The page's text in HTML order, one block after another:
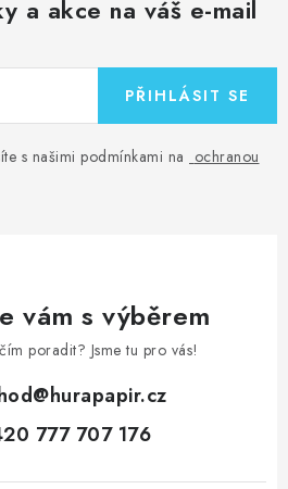
a akce na váš e-mail
s našimi podmínkami na ochranou
PŘIHLÁSIT SE
vám s výběrem
poradit? Jsme tu pro vás!
@hurapapir.cz
777 707 176